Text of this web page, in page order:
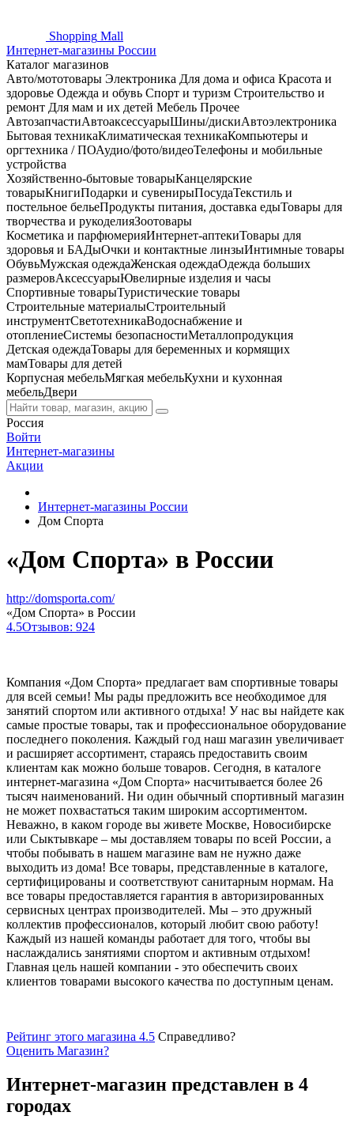
Shopping Mall
Интернет-магазины России
Каталог магазинов
Авто/мототовары Электроника Для дома и офиса Красота и
здоровье Одежда и обувь Спорт и туризм Строительство и
ремонт Для мам и их детей Мебель Прочее
АвтозапчастиАвтоаксессуарыШины/дискиАвтоэлектроника
Бытовая техникаКлиматическая техникаКомпьютеры и
оргтехника / ПОАудио/фото/видеоТелефоны и мобильные
устройства
Хозяйственно-бытовые товарыКанцелярские
товарыКнигиПодарки и сувенирыПосудаТекстиль и
постельное бельеПродукты питания, доставка едыТовары для
творчества и рукоделияЗоотовары
Косметика и парфюмерияИнтернет-аптекиТовары для
здоровья и БАДыОчки и контактные линзыИнтимные товары
ОбувьМужская одеждаЖенская одеждаОдежда больших
размеровАксессуарыЮвелирные изделия и часы
Спортивные товарыТуристические товары
Строительные материалыСтроительный
инструментСветотехникаВодоснабжение и
отоплениеСистемы безопасностиМеталлопродукция
Детская одеждаТовары для беременных и кормящих
мамТовары для детей
Корпусная мебельМягкая мебельКухни и кухонная
мебельДвери
Россия
Войти
Интернет-магазины
Акции
Интернет-магазины России
Дом Спорта
«Дом Спорта» в России
http://domsporta.com/
«Дом Спорта» в России
4.5Отзывов: 924
Компания «Дом Спорта» предлагает вам спортивные товары
для всей семьи! Мы рады предложить все необходимое для
занятий спортом или активного отдыха! У нас вы найдете как
самые простые товары, так и профессиональное оборудование
последнего поколения. Каждый год наш магазин увеличивает
и расширяет ассортимент, стараясь предоставить своим
клиентам как можно больше товаров. Сегодня, в каталоге
интернет-магазина «Дом Спорта» насчитывается более 26
тысяч наименований. Ни один обычный спортивный магазин
не может похвастаться таким широким ассортиментом.
Неважно, в каком городе вы живете Москве, Новосибирске
или Сыктывкаре – мы доставляем товары по всей России, а
чтобы побывать в нашем магазине вам не нужно даже
выходить из дома! Все товары, представленные в каталоге,
сертифицированы и соответствуют санитарным нормам. На
все товары предоставляется гарантия в авторизированных
сервисных центрах производителей. Мы – это дружный
коллектив профессионалов, который любит свою работу!
Каждый из нашей команды работает для того, чтобы вы
наслаждались занятиями спортом и активным отдыхом!
Главная цель нашей компании - это обеспечить своих
клиентов товарами высокого качества по доступным ценам.
Рейтинг этого магазина 4.5 Справедливо?
Оценить Магазин?
Интернет-магазин представлен в 4
городах